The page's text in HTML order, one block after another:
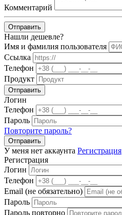
Комментарий
Отправить
Нашли дешевле?
Имя и фамилия пользователя
Ссылка
Телефон
Продукт
Отправить
Логин
Телефон
Пароль
Повторите пароль?
Отправить
У меня нет аккаунта Регистрация
Регистрация
Логин
Телефон
Email (не обязательно)
Пароль
Пароль повторно